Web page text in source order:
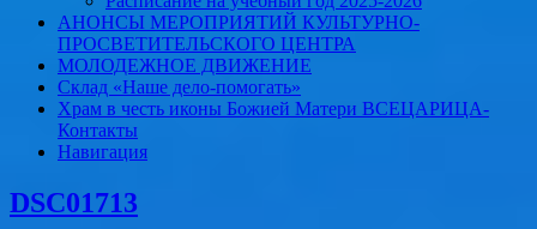
АНОНСЫ МЕРОПРИЯТИЙ КУЛЬТУРНО-
ПРОСВЕТИТЕЛЬСКОГО ЦЕНТРА
МОЛОДЕЖНОЕ ДВИЖЕНИЕ
Склад «Наше дело-помогать»
Храм в честь иконы Божией Матери ВСЕЦАРИЦА-
Контакты
Навигация
DSC01713